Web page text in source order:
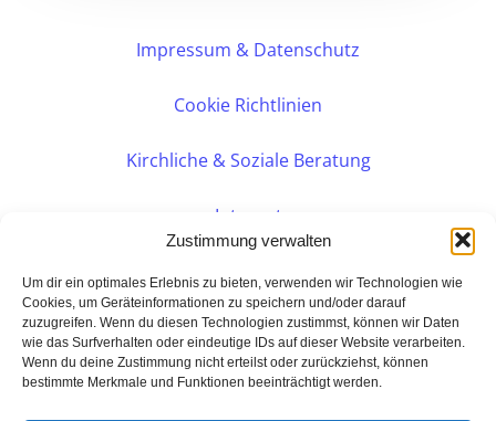
Zustimmung verwalten
Um dir ein optimales Erlebnis zu bieten, verwenden wir Technologien wie
Cookies, um Geräteinformationen zu speichern und/oder darauf
zuzugreifen. Wenn du diesen Technologien zustimmst, können wir Daten
wie das Surfverhalten oder eindeutige IDs auf dieser Website verarbeiten.
Wenn du deine Zustimmung nicht erteilst oder zurückziehst, können
bestimmte Merkmale und Funktionen beeinträchtigt werden.
Impressum & Datenschutz
Cookie Richtlinien
Kirchliche & Soziale Beratung
Intranet
PERSÖNLICHE BERATUNG